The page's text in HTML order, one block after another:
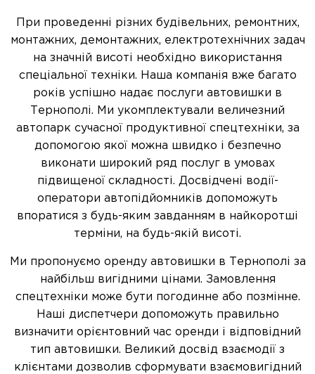
При проведенні різних будівельних, ремонтних,
монтажних, демонтажних, електротехнічних задач
на значній висоті необхідно використання
спеціальної техніки. Наша компанія вже багато
років успішно надає послуги автовишки в
Тернополі. Ми укомплектували величезний
автопарк сучасної продуктивної спецтехніки, за
допомогою якої можна швидко і безпечно
виконати широкий ряд послуг в умовах
підвищеної складності. Досвідчені водії-
оператори автопідйомників допоможуть
впоратися з будь-яким завданням в найкоротші
терміни, на будь-якій висоті.
Ми пропонуємо оренду автовишки в Тернополі за
найбільш вигідними цінами. Замовлення
спецтехніки може бути погодинне або позмінне.
Наші диспетчери допоможуть правильно
визначити орієнтовний час оренди і відповідний
тип автовишки. Великий досвід взаємодії з
клієнтами дозволив сформувати взаємовигідний